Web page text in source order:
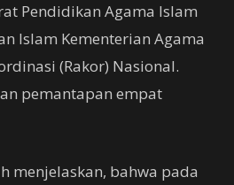
Pendidikan Agama Islam
Islam Kementerian Agama
(Rakor) Nasional.
pemantapan empat
menjelaskan, bahwa pada